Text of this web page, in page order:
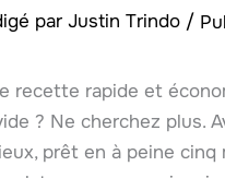
par Justin Trindo /
recette rapide et
? Ne cherchez plus.
prêt en à peine